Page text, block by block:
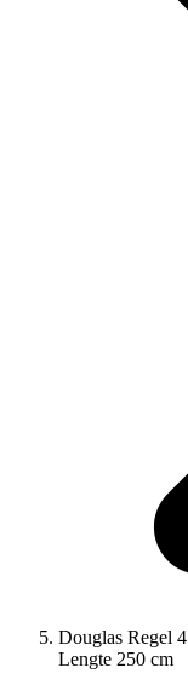
Douglas Regel
Lengte 250 cm